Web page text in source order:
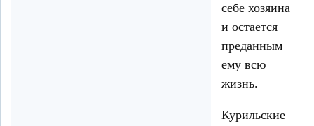
себе хозяина
и остается
преданным
ему всю
жизнь.
Курильские